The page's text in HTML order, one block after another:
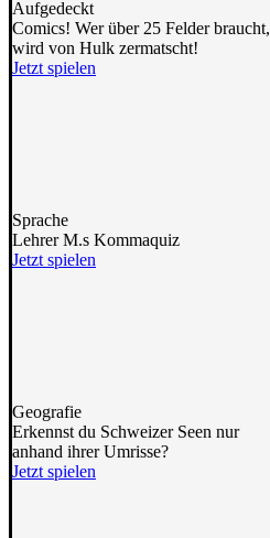
Aufgedeckt
Comics! Wer über 25 Felder braucht,
wird von Hulk zermatscht!
Jetzt spielen
Sprache
Lehrer M.s Kommaquiz
Jetzt spielen
Geografie
Erkennst du Schweizer Seen nur
anhand ihrer Umrisse?
Jetzt spielen